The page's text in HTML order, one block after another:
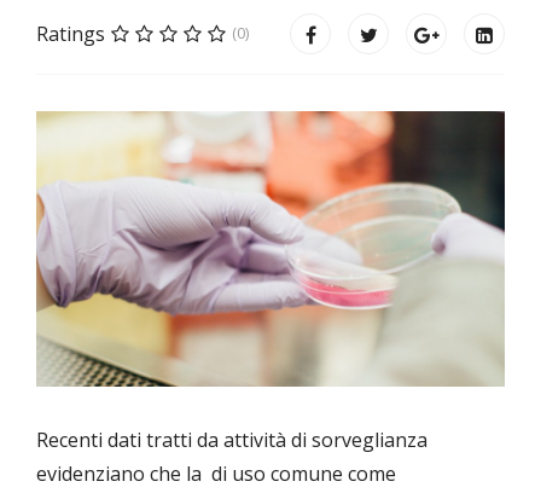
Ratings (0)
Recenti dati tratti da attività di sorveglianza
evidenziano che la di uso comune come